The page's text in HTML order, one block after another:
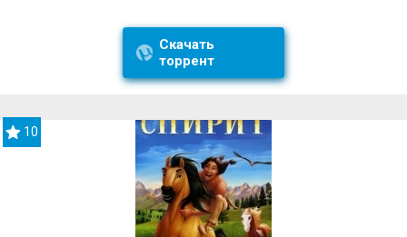
Скачать
торрент
10